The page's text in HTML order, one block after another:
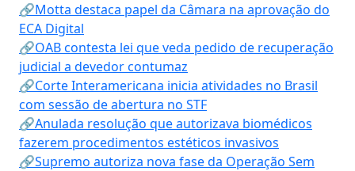
🔗Motta destaca papel da Câmara na aprovação do
ECA Digital
🔗OAB contesta lei que veda pedido de recuperação
judicial a devedor contumaz
🔗Corte Interamericana inicia atividades no Brasil
com sessão de abertura no STF
🔗Anulada resolução que autorizava biomédicos
fazerem procedimentos estéticos invasivos
🔗Supremo autoriza nova fase da Operação Sem